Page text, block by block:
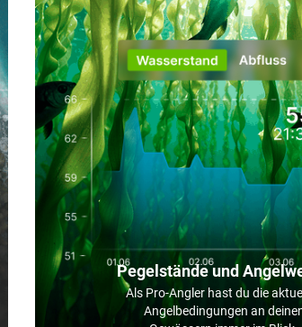
Pegelstände und
Als Pro-Angler hast du die
Angelbedingungen an